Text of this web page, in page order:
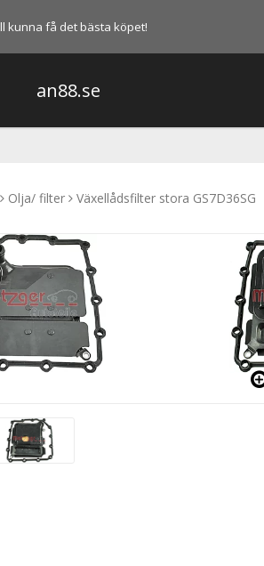
kunna få det bästa köpet!
an88.se
Olja/ filter Växellådsfilter stora GS7D36SG